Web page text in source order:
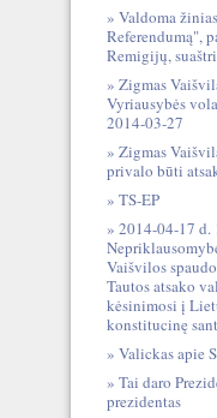
Valdoma
Referendumą",
Remigijų,
Zigmas
Vyriausybės
2014-03-27
Zigmas
privalo būti
TS-EP
2014-04-17 d.
Vaišvilos
Tautos atsako
kėsinimosi į
konstitucinę
Valickas apie
Tai daro
prezidentas